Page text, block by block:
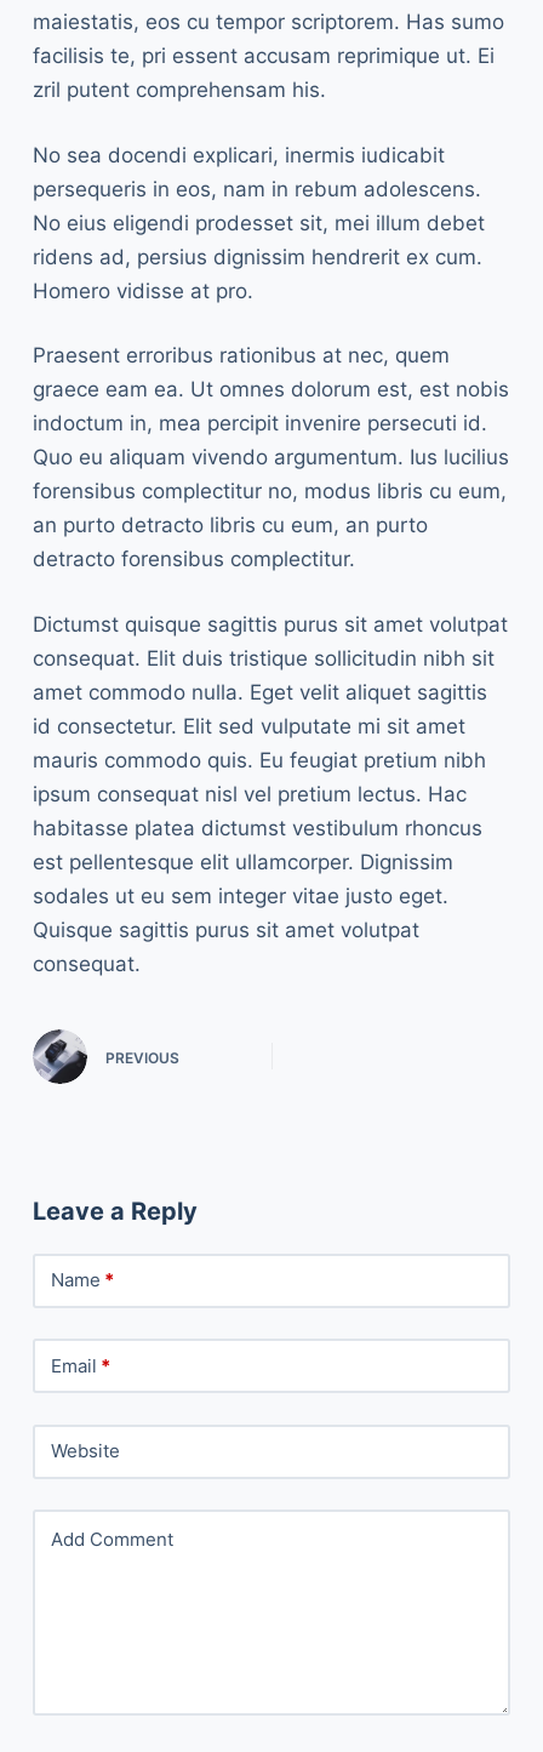
maiestatis, eos cu tempor scriptorem. Has sumo
facilisis te, pri essent accusam reprimique ut. Ei
zril putent comprehensam his.
No sea docendi explicari, inermis iudicabit
persequeris in eos, nam in rebum adolescens.
No eius eligendi prodesset sit, mei illum debet
ridens ad, persius dignissim hendrerit ex cum.
Homero vidisse at pro.
Praesent erroribus rationibus at nec, quem
graece eam ea. Ut omnes dolorum est, est nobis
indoctum in, mea percipit invenire persecuti id.
Quo eu aliquam vivendo argumentum. Ius lucilius
forensibus complectitur no, modus libris cu eum,
an purto detracto libris cu eum, an purto
detracto forensibus complectitur.
Dictumst quisque sagittis purus sit amet volutpat
consequat. Elit duis tristique sollicitudin nibh sit
amet commodo nulla. Eget velit aliquet sagittis
id consectetur. Elit sed vulputate mi sit amet
mauris commodo quis. Eu feugiat pretium nibh
ipsum consequat nisl vel pretium lectus. Hac
habitasse platea dictumst vestibulum rhoncus
est pellentesque elit ullamcorper. Dignissim
sodales ut eu sem integer vitae justo eget.
Quisque sagittis purus sit amet volutpat
consequat.
PREVIOUS
Leave a Reply
Name *
Email *
Website
Add Comment